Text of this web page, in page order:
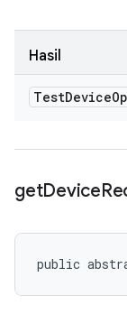
Hasil
TestDevice
getDevice
public